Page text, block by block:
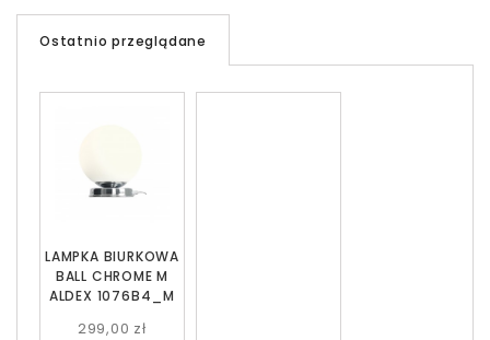
Ostatnio przeglądane
LAMPKA BIURKOWA
BALL CHROME M
ALDEX 1076B4_M
299,00 zł